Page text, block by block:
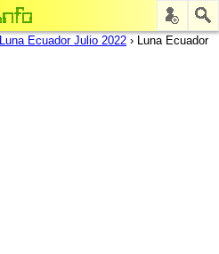
Luna Ecuador Julio 2022 › Luna Ecuador